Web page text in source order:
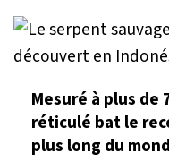
Mesuré à plus de
réticulé bat le
plus long du